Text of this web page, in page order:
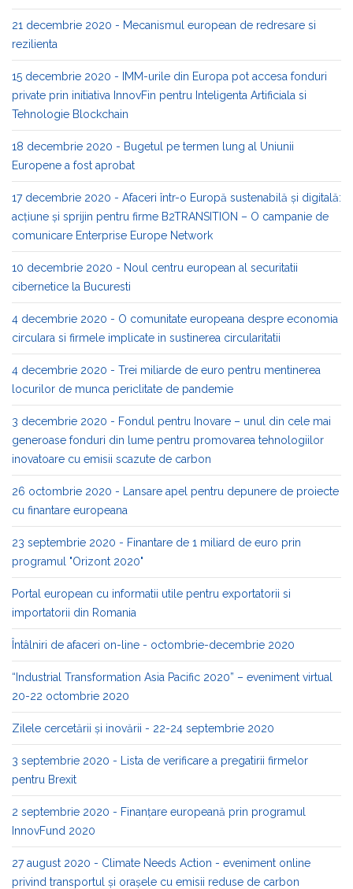
21 decembrie 2020 - Mecanismul european de redresare si
rezilienta
15 decembrie 2020 - IMM-urile din Europa pot accesa fonduri
private prin initiativa InnovFin pentru Inteligenta Artificiala si
Tehnologie Blockchain
18 decembrie 2020 - Bugetul pe termen lung al Uniunii
Europene a fost aprobat
17 decembrie 2020 - Afaceri într-o Europă sustenabilă și digitală:
acțiune și sprijin pentru firme B2TRANSITION – O campanie de
comunicare Enterprise Europe Network
10 decembrie 2020 - Noul centru european al securitatii
cibernetice la Bucuresti
4 decembrie 2020 - O comunitate europeana despre economia
circulara si firmele implicate in sustinerea circularitatii
4 decembrie 2020 - Trei miliarde de euro pentru mentinerea
locurilor de munca periclitate de pandemie
3 decembrie 2020 - Fondul pentru Inovare – unul din cele mai
generoase fonduri din lume pentru promovarea tehnologiilor
inovatoare cu emisii scazute de carbon
26 octombrie 2020 - Lansare apel pentru depunere de proiecte
cu finantare europeana
23 septembrie 2020 - Finantare de 1 miliard de euro prin
programul "Orizont 2020"
Portal european cu informatii utile pentru exportatorii si
importatorii din Romania
Întâlniri de afaceri on-line - octombrie-decembrie 2020
“Industrial Transformation Asia Pacific 2020” – eveniment virtual
20-22 octombrie 2020
Zilele cercetării și inovării - 22-24 septembrie 2020
3 septembrie 2020 - Lista de verificare a pregatirii firmelor
pentru Brexit
2 septembrie 2020 - Finanțare europeană prin programul
InnovFund 2020
27 august 2020 - Climate Needs Action - eveniment online
privind transportul și orașele cu emisii reduse de carbon